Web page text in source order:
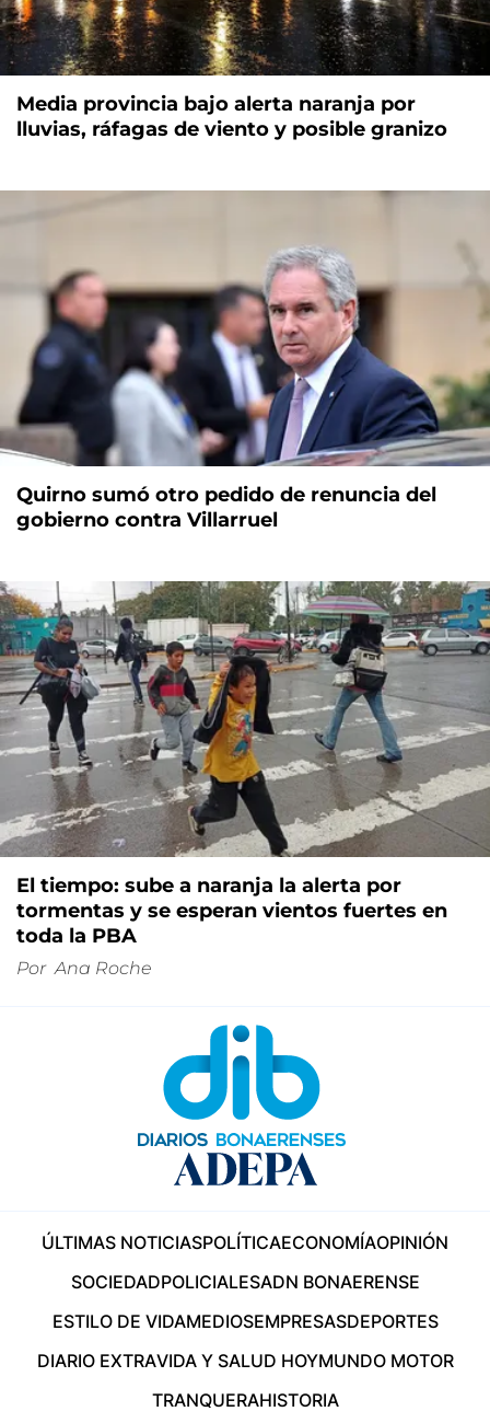
Media provincia bajo alerta naranja por
lluvias, ráfagas de viento y posible granizo
Quirno sumó otro pedido de renuncia del
gobierno contra Villarruel
El tiempo: sube a naranja la alerta por
tormentas y se esperan vientos fuertes en
toda la PBA
Por Ana Roche
ÚLTIMAS NOTICIASPOLÍTICAECONOMÍAOPINIÓN
SOCIEDADPOLICIALESADN BONAERENSE
ESTILO DE VIDAMEDIOSEMPRESASDEPORTES
DIARIO EXTRAVIDA Y SALUD HOYMUNDO MOTOR
TRANQUERAHISTORIA